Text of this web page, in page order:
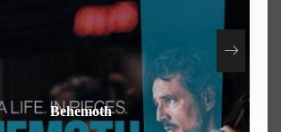
Heart of the Beast
Behemoth
How To Rob A Bank
By Any Means